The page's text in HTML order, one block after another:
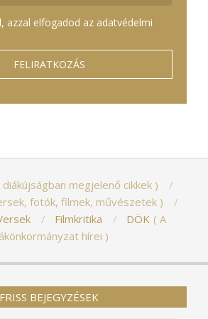
azzal elfogadod az adatvédelmi
diákújságban megjelenő cikkek
fotók, filmek, művészetek
Filmkritika DÖK
A
hírei
FRISS BEJEGYZÉSEK